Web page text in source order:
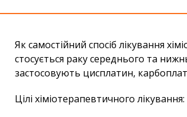
Як самостійний спосіб лікування
стосується раку середнього та
застосовують цисплатин,
Цілі хіміотерапевтичного лікування: